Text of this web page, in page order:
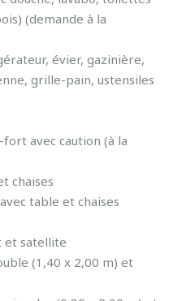
(demande à la
évier, gazinière,
grille-pain, ustensiles
avec caution (à la
chaises
table et chaises
et satellite
(1,40 x 2,00 m) et